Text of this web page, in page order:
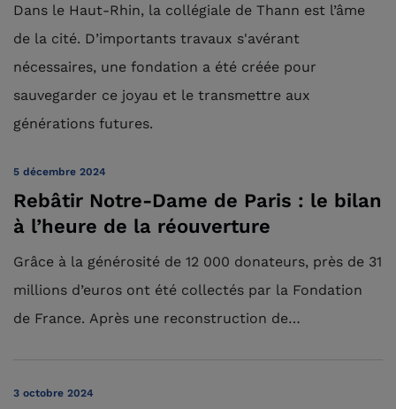
Dans le Haut-Rhin, la collégiale de Thann est l’âme
de la cité. D’importants travaux s'avérant
nécessaires, une fondation a été créée pour
sauvegarder ce joyau et le transmettre aux
générations futures.
5 décembre 2024
Rebâtir Notre-Dame de Paris : le bilan
à l’heure de la réouverture
Grâce à la générosité de 12 000 donateurs, près de 31
millions d’euros ont été collectés par la Fondation
de France. Après une reconstruction de…
3 octobre 2024